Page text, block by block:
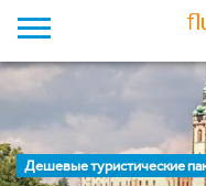
Дешевые туристические